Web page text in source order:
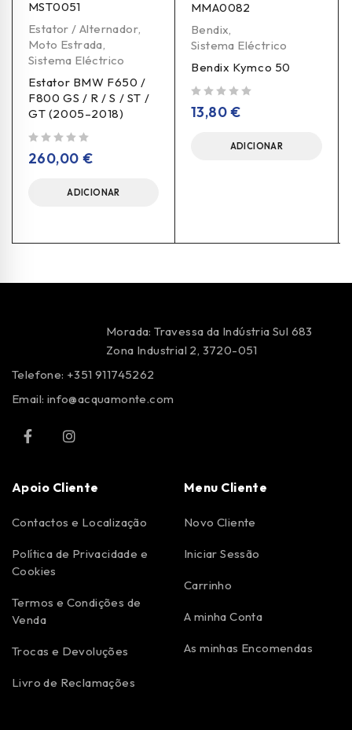
MST0051
Estator / Alternador,
Moto Estrada,
Sistema Eléctrico
Estator BMW F650 /
F800 GS / R / S / ST /
GT (2005–2018)
260,00 €
ADICIONAR
MMA0082
Bendix,
Sistema Eléctrico
Bendix Kymco 50
13,80€
ADICIONAR
Morada: Travessa da Indústria Sul 683
Zona Industrial 2, 3720-051
Telefone: +351 911745262
Email: info@acquamonte.com
Apoio Cliente
Contactos e Localização
Política de Privacidade e
Cookies
Termos e Condições de
Venda
Trocas e Devoluções
Livro de Reclamações
Menu Cliente
Novo Cliente
Iniciar Sessão
Carrinho
A minha Conta
As minhas Encomendas